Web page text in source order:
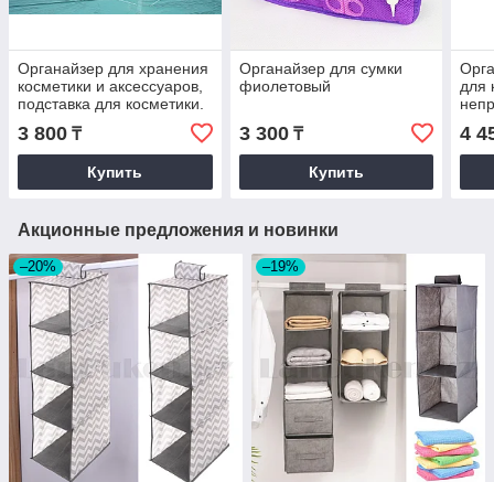
Органайзер для хранения
косметики и аксессуаров,
подставка для косметики.
3 800 ₸
Купить
Органайзер для сумки
фиолетовый
3 300₸
Купить
для
4
Акционные предложения и новинки
–20% –19%